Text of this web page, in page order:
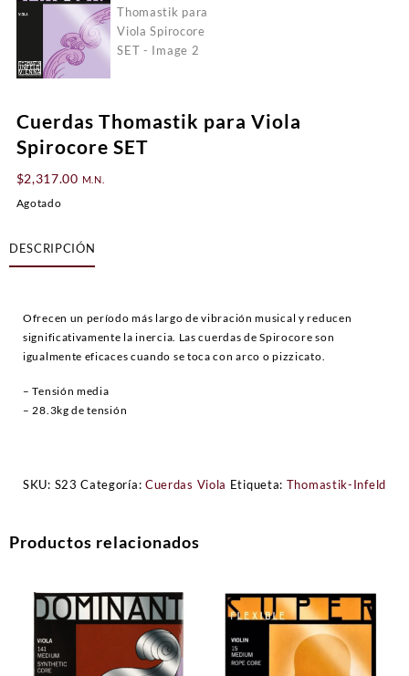
Cuerdas Thomastik para Viola
Spirocore SET
$2,317.00 M.N.
Agotado
DESCRIPCIÓN
Ofrecen un período más largo de vibración musical y reducen
significativamente la inercia. Las cuerdas de Spirocore son
igualmente eficaces cuando se toca con arco o pizzicato.
– Tensión media
– 28.3kg de tensión
SKU: S23 Categoría: Cuerdas Viola Etiqueta: Thomastik-Infeld
Productos relacionados